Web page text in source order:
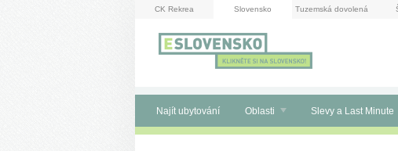
CK Rekrea Slovensko Tuzemská dovolená
Najít ubytování Oblasti Slevy a Last Minute